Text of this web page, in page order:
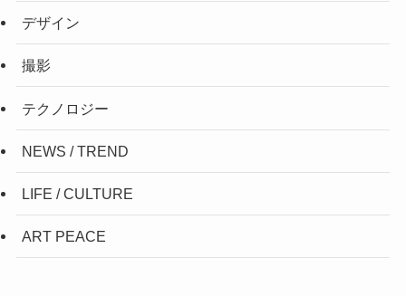
デザイン
撮影
テクノロジー
NEWS / TREND
LIFE / CULTURE
ART PEACE